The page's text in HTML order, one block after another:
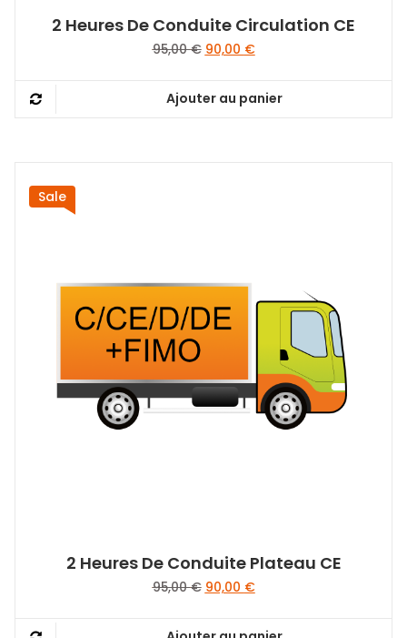
2 Heures De Conduite Circulation CE
95,00€ Le
était :
90,00 €Le
est :
Ajouter au panier
Sale
2 Heures De Conduite Plateau CE
95,00€ Le
90,00 €Le